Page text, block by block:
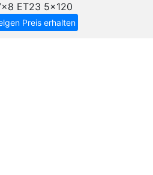
ET23 5x120
Preis erhalten